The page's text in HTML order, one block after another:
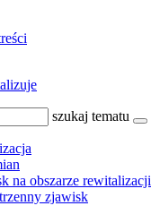
szukaj tematu
na obszarze rewitalizacji
zjawisk